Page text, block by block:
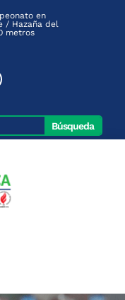
en
/ Hazaña del
metros